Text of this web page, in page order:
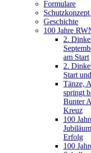
Formulare
Geschichte
100 Jahre
2.
am Start
2.
Start
Tänze,
springt
Bunter
Kreuz
100
Erfolg
100